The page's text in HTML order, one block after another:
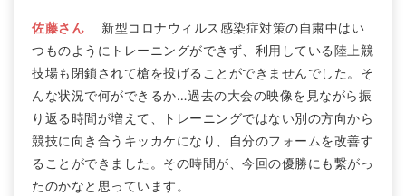
佐藤さん 新型コロナウィルス感染症対策の自粛中はい
つものようにトレーニングができず、利用している陸上競
技場も閉鎖されて槍を投げることができませんでした。そ
んな状況で何ができるか…過去の大会の映像を見ながら振
り返る時間が増えて、トレーニングではない別の方向から
競技に向き合うキッカケになり、自分のフォームを改善す
ることができました。その時間が、今回の優勝にも繋がっ
たのかなと思っています。